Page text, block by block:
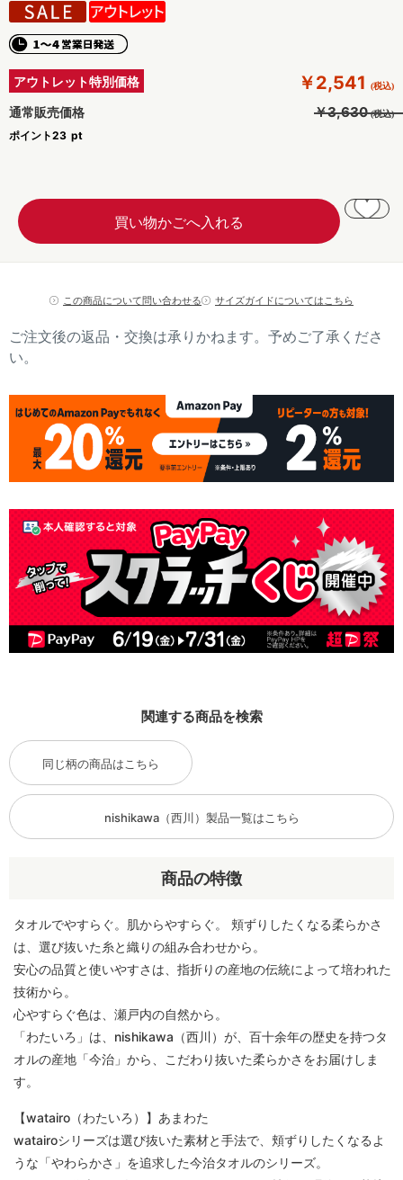
アウトレット特別価格 ￥2,541
通常販売価格 ￥3,630
ポイント23
この商品について問い合わせる サイズガイドについてはこちら
ご注文後の返品・交換は承りかねます。予めご了承くださ
い。
商品の特徴
タオルでやすらぐ。肌からやすらぐ。 頬ずりしたくなる柔らかさ
は、選び抜いた糸と織りの組み合わせから。
安心の品質と使いやすさは、指折りの産地の伝統によって培われた
技術から。
心やすらぐ色は、瀬戸内の自然から。
「わたいろ」は、nishikawa（西川）が、百十余年の歴史を持つタ
オルの産地「今治」から、こだわり抜いた柔らかさをお届けしま
す。
【watairo（わたいろ）】あまわた
watairoシリーズは選び抜いた素材と手法で、頬ずりしたくなるよ
うな「やわらかさ」を追求した今治タオルのシリーズ。
関連する商品を検索
同じ柄の商品はこちら
nishikawa（西川）製品一覧はこちら